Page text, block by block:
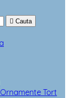
 Cauta
Tort